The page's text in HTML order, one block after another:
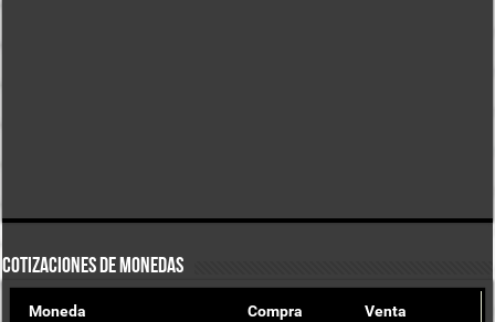
COTIZACIONES DE MONEDAS
Moneda Compra Venta